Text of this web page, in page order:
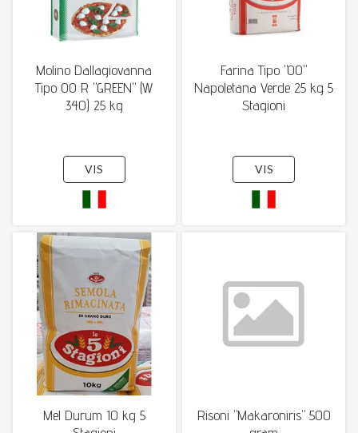
Molino Dallagiovanna
Tipo 00 R "GREEN" (W
340) 25 kg
VIS
Farina Tipo "00"
Napoletana Verde 25 kg 5
Stagioni
VIS
Mel Durum 10 kg 5
Risoni "Makaroniris" 500